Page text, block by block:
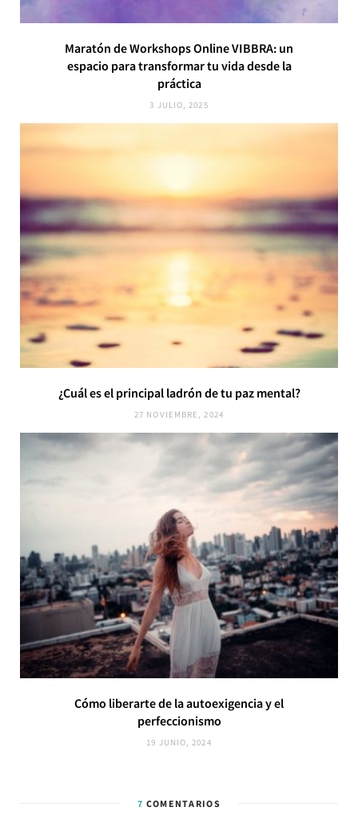
Maratón de Workshops Online VIBBRA: un
espacio para transformar tu vida desde la
práctica
3 JULIO, 2025
¿Cuál es el principal ladrón de tu paz mental?
27 NOVIEMBRE, 2024
Cómo liberarte de la autoexigencia y el
perfeccionismo
19 JUNIO, 2024
7 COMENTARIOS